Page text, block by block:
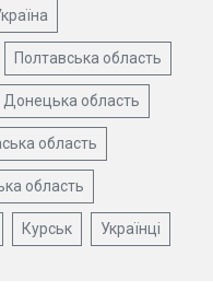
Полтавська область
Донецька область
область
область
Курськ Українці